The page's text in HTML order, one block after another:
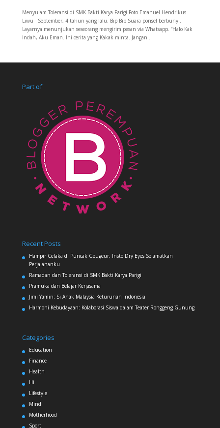
Menyulam Toleransi di SMK Bakti Karya Parigi Foto Emanuel Hendrikus
Liwu September, 4 tahun yang lalu. Bip Bip Suara ponsel berbunyi.
Layarnya menunjukan seseorang mengirim pesan via Whatsapp. “Halo Kak
Indah, Aku Eman. Ini cerita yang Kakak minta. Jangan...
Part of
Recent Posts
Hampir Celaka di Puncak Geugeur, Insto Dry Eyes Selamatkan
Perjalananku
Ramadan dan Toleransi di SMK Bakti Karya Parigi
Pramuka dan Belajar Kerjasama
Jimi Yamin: Si Anak Malaysia Keturunan Indonesia
Harmoni Kebudayaan: Kolaborasi Siswa dalam Teater Ronggeng Gunung
Categories
Education
Finance
Health
Hi
Lifestyle
Mind
Motherhood
Sport